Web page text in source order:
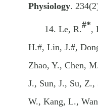
Physiology.
14. Le, R.#*,
H.#, Lin, J.#,
Zhao, Y., Chen,
J., Sun, J., Su, Z.,
W., Kang, L.,